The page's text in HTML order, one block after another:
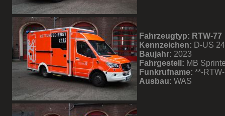
Fahrzeugtyp: RTW-77
Kennzeichen: D-US
Baujahr: 2023
Fahrgestell: MB
Funkrufname: **-
Ausbau: WAS